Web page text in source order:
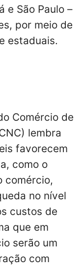
e São Paulo –
por meio de
estaduais.
Comércio de
lembra
favorecem
como o
comércio,
no nível
custos de
que em
serão um
com